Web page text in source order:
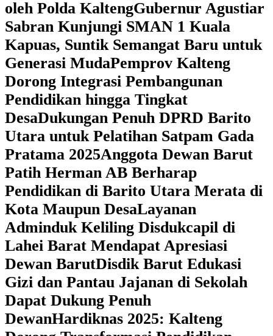
oleh Polda Kalteng‎Gubernur Agustiar
Sabran Kunjungi SMAN 1 Kuala
Kapuas, Suntik Semangat Baru untuk
Generasi Muda‎Pemprov Kalteng
Dorong Integrasi Pembangunan
Pendidikan hingga Tingkat
DesaDukungan Penuh DPRD Barito
Utara untuk Pelatihan Satpam Gada
Pratama 2025Anggota Dewan Barut
Patih Herman AB Berharap
Pendidikan di Barito Utara Merata di
Kota Maupun DesaLayanan
Adminduk Keliling Disdukcapil di
Lahei Barat Mendapat Apresiasi
Dewan BarutDisdik Barut Edukasi
Gizi dan Pantau Jajanan di Sekolah
Dapat Dukung Penuh
DewanHardiknas 2025: Kalteng